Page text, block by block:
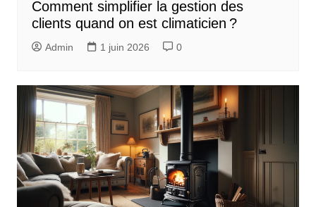
Comment simplifier la gestion des
clients quand on est climaticien ?
Admin 1 juin 2026 0